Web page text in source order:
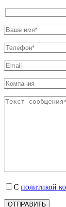
С политикой